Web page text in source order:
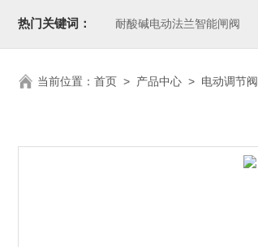
热门关键词： 耐酸碱电动法兰智能闸阀
当前位置： 首页 > 产品中心 > 电动调节阀